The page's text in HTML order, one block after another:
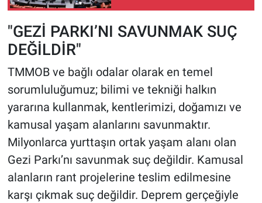
"GEZİ PARKI’NI SAVUNMAK SUÇ
DEĞİLDİR"
TMMOB ve bağlı odalar olarak en temel
sorumluluğumuz; bilimi ve tekniği halkın
yararına kullanmak, kentlerimizi, doğamızı ve
kamusal yaşam alanlarını savunmaktır.
Milyonlarca yurttaşın ortak yaşam alanı olan
Gezi Parkı’nı savunmak suç değildir. Kamusal
alanların rant projelerine teslim edilmesine
karşı çıkmak suç değildir. Deprem gerçeğiyle